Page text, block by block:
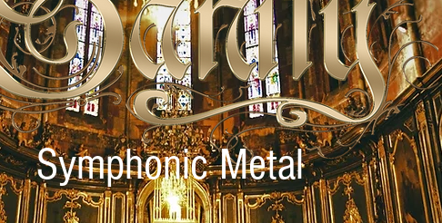
Symphonic Metal